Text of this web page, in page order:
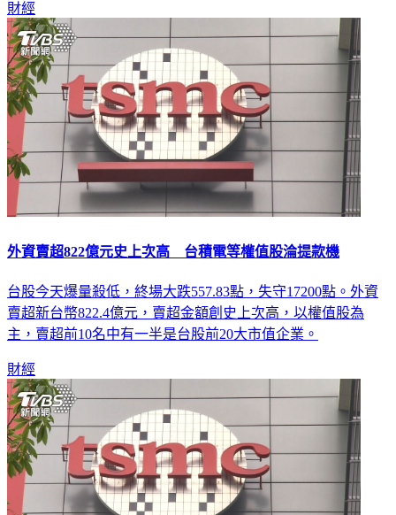
財經
外資賣超822億元史上次高 台積電等權值股淪提款機
台股今天爆量殺低，終場大跌557.83點，失守17200點。外資
賣超新台幣822.4億元，賣超金額創史上次高，以權值股為
主，賣超前10名中有一半是台股前20大市值企業。
財經